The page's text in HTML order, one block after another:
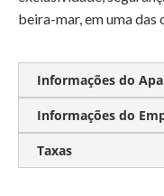
beira-mar, em uma das
Informações do
Informações do
Academia
Taxas